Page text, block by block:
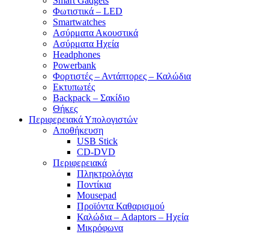
Φωτιστικά – LED
Smartwatches
Ασύρματα Ακουστικά
Ασύρματα Ηχεία
Headphones
Powerbank
Φορτιστές – Αντάπτορες – Καλώδια
Εκτυπωτές
Backpack – Σακίδιο
Θήκες
Περιφερειακά Υπολογιστών
Αποθήκευση
USB Stick
CD-DVD
Περιφερειακά
Πληκτρολόγια
Ποντίκια
Mousepad
Προϊόντα Καθαρισμού
Καλώδια – Adaptors – Ηχεία
Μικρόφωνα